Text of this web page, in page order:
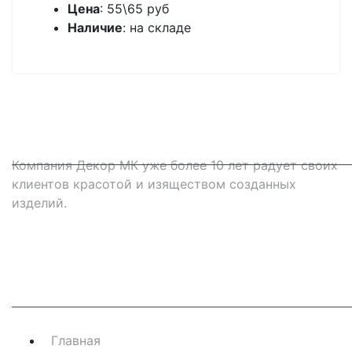
Цена: 55\65 руб
Наличие: на складе
Компания Декор МК уже более 10 лет радует своих
клиентов красотой и изяществом созданных
изделий.
Главная